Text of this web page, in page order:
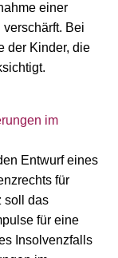
einer
Bei
der Kinder, die
im
Entwurf eines
für
soll das
für eine
Insolvenzfalls